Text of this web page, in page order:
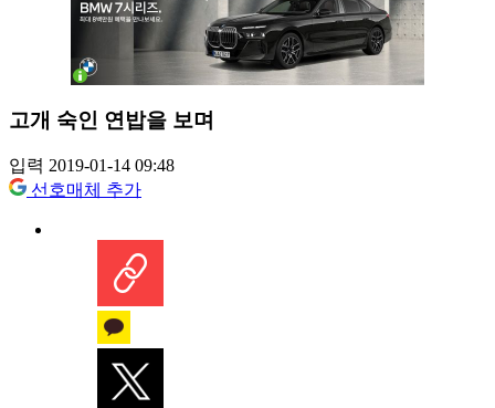
고개 숙인 연밥을 보며
입력 2019-01-14 09:48
선호매체 추가